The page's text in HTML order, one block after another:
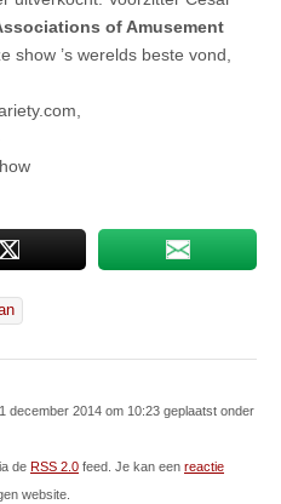
of Amusement
show ’s werelds beste vond,
december 2014 om 10:23 geplaatst onder
de RSS 2.0 feed. Je kan een reactie
website.